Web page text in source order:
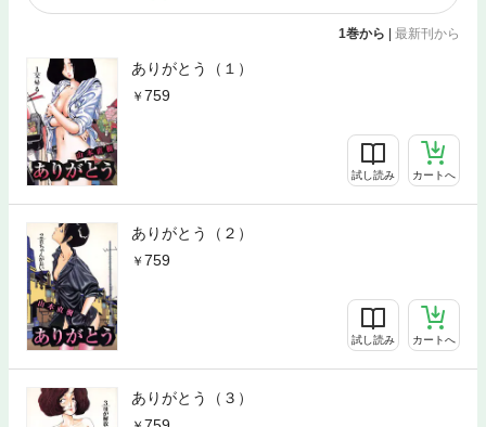
1巻から | 最新刊から
ありがとう（１）
759
試し読み カートへ
ありがとう（２）
759
試し読み カートへ
ありがとう（３）